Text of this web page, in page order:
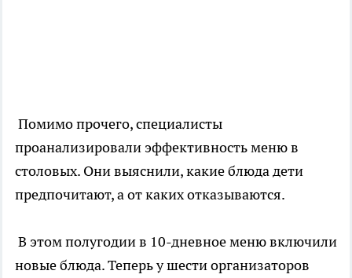
Помимо прочего, специалисты
проанализировали эффективность меню в
столовых. Они выяснили, какие блюда дети
предпочитают, а от каких отказываются.
В этом полугодии в 10-дневное меню включили
новые блюда. Теперь у шести организаторов